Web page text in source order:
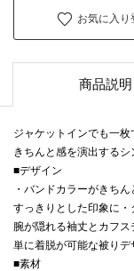
お気に入り
商品説明
ジャケットインでも一枚
きちんと感を演出するシ
■デザイン
・バンドカラーがきち
すっきりとした印象に
腕が隠れる袖丈とカフ
単に着脱が可能な被りデ
■素材